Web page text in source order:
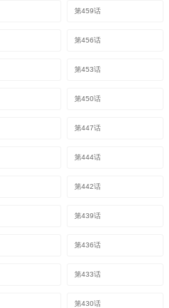
第459话
第456话
第453话
第450话
第447话
第444话
第442话
第439话
第436话
第433话
第430话